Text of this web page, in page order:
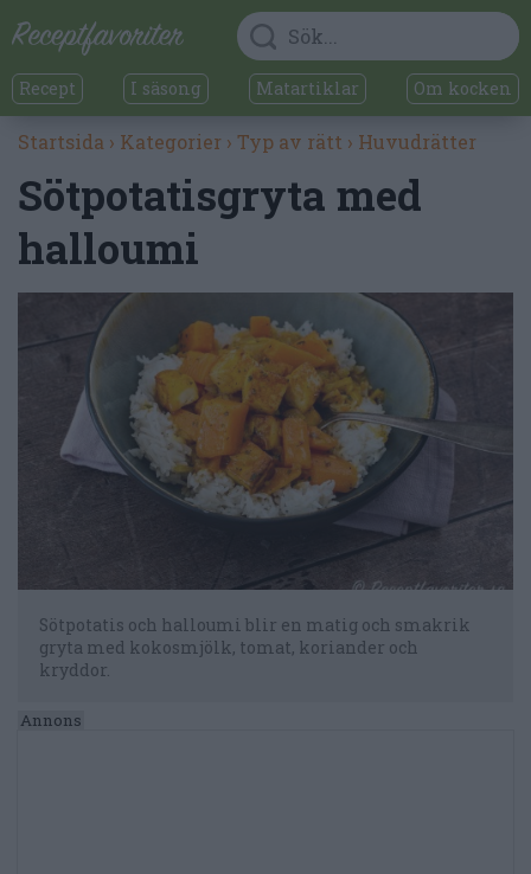
Recept I säsong Matartiklar Om kocken
Startsida › Kategorier › Typ av rätt › Huvudrätter
Sötpotatisgryta med
halloumi
Sötpotatis och halloumi blir en matig och smakrik
gryta med kokosmjölk, tomat, koriander och
kryddor.